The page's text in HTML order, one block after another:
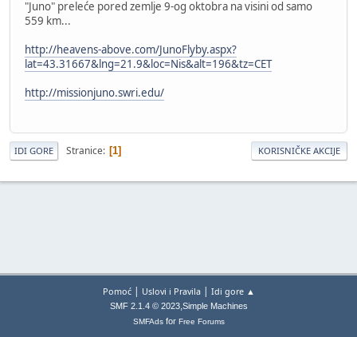
"Juno" preleće pored zemlje 9-og oktobra na visini od samo
559 km...
http://heavens-above.com/JunoFlyby.aspx?
lat=43.31667&lng=21.9&loc=Nis&alt=196&tz=CET
http://missionjuno.swri.edu/
IDI GORE Stranice 1 KORISNIČKE AKCIJE
Pomoć| Uslovi i Pravila| Idi gore ▲
SMF 2.1.4 © 2023,Simple Machines
SMFAdsfor Free Forums